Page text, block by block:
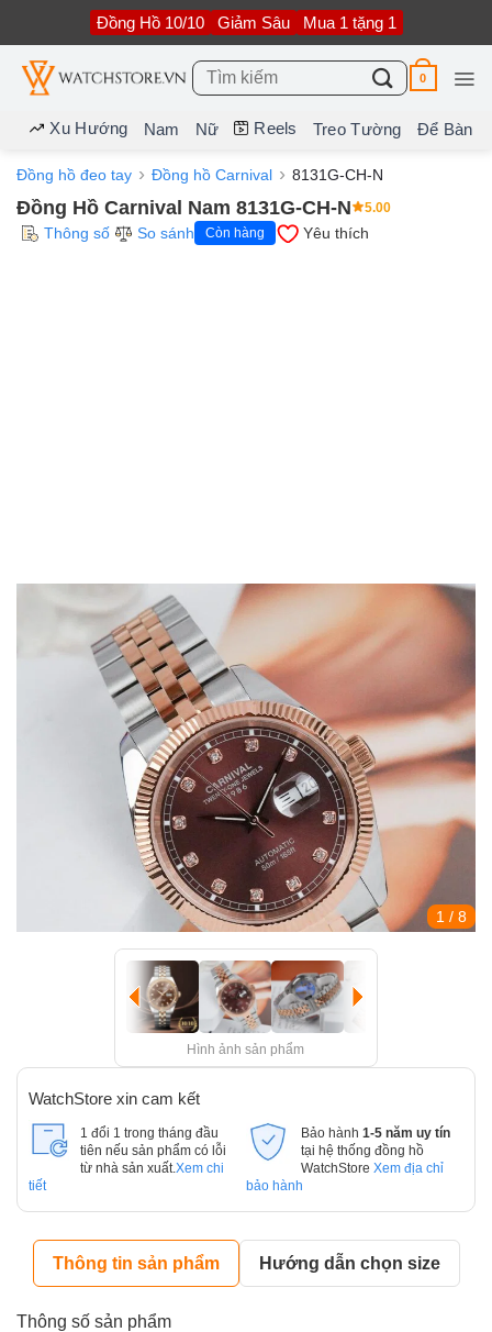
nội
dung
Đồng Hồ 10/10 Giảm Sâu Mua 1 tặng 1
Tìm
kiếm:
0
Xu Hướng Nam Nữ Reels Treo Tường Để Bàn
Đồng hồ đeo tay Đồng hồ Carnival 8131G-CH-N
Đồng Hồ Carnival Nam 8131G-CH-N 5.00
Thông số So sánh Còn hàng Yêu thích
1 / 8
Hình ảnh sản phẩm
WatchStore xin cam kết
1 đổi 1 trong tháng đầu
tiên nếu sản phẩm có lỗi
từ nhà sản xuất. Xem chi
tiết
Bảo hành 1-5 năm uy tín
tại hệ thống đồng hồ
WatchStore Xem địa chỉ
bảo hành
Thông tin sản phẩm Hướng dẫn chọn size
Thông số sản phẩm